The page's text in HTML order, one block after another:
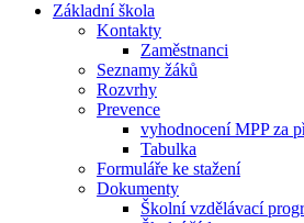
Základní škola
Kontakty
Zaměstnanci
Seznamy žáků
Rozvrhy
Prevence
vyhodnocení MPP za
Tabulka
Formuláře ke stažení
Dokumenty
Školní vzdělávací